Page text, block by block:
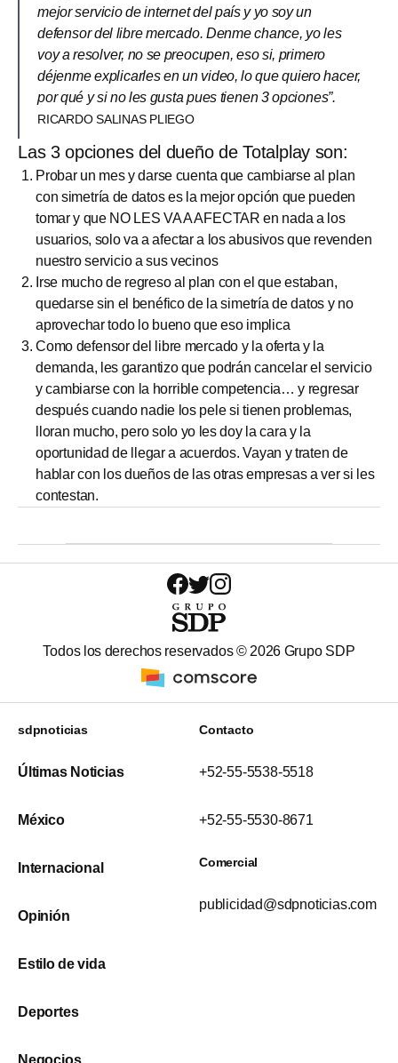
mejor servicio de internet del país y yo soy un
defensor del libre mercado. Denme chance, yo les
voy a resolver, no se preocupen, eso si, primero
déjenme explicarles en un video, lo que quiero hacer,
por qué y si no les gusta pues tienen 3 opciones”.
RICARDO SALINAS PLIEGO
Las 3 opciones del dueño de Totalplay son:
Probar un mes y darse cuenta que cambiarse al plan
con simetría de datos es la mejor opción que pueden
tomar y que NO LES VA A AFECTAR en nada a los
usuarios, solo va a afectar a los abusivos que revenden
nuestro servicio a sus vecinos
Irse mucho de regreso al plan con el que estaban,
quedarse sin el benéfico de la simetría de datos y no
aprovechar todo lo bueno que eso implica
Como defensor del libre mercado y la oferta y la
demanda, les garantizo que podrán cancelar el servicio
y cambiarse con la horrible competencia… y regresar
después cuando nadie los pele si tienen problemas,
lloran mucho, pero solo yo les doy la cara y la
oportunidad de llegar a acuerdos. Vayan y traten de
hablar con los dueños de las otras empresas a ver si les
contestan.
Todos los derechos reservados © 2026 Grupo SDP
sdpnoticias
Últimas Noticias
México
Internacional
Opinión
Estilo de vida
Deportes
Contacto
+52-55-5538-5518
+52-55-5530-8671
Comercial
publicidad@sdpnoticias.com